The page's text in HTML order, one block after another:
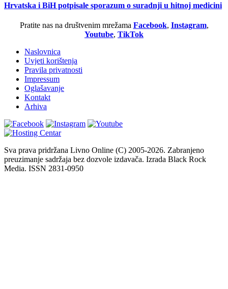
Hrvatska i BiH potpisale sporazum o suradnji u hitnoj medicini
Pratite nas na društvenim mrežama Facebook, Instagram,
Youtube, TikTok
Naslovnica
Uvjeti korištenja
Pravila privatnosti
Impressum
Oglašavanje
Kontakt
Arhiva
Sva prava pridržana Livno Online (C) 2005-2026. Zabranjeno
preuzimanje sadržaja bez dozvole izdavača. Izrada Black Rock
Media. ISSN 2831-0950